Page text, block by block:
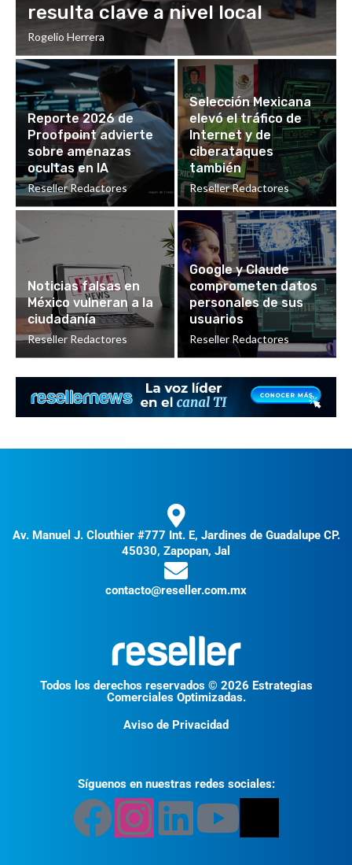
resulta clave a nivel local
Rogelio Herrera
Reporte 2026 de
Proofpoint advierte
sobre amenazas
ocultas en IA
Reseller Redactores
Selección Mexicana
elevó el tráfico de
Internet y de
ciberataques
también
Reseller Redactores
Noticias falsas en
México vulneran a la
ciudadanía
Reseller Redactores
Google y Claude
comprometen datos
personales de sus
usuarios
Reseller Redactores
Av. Manuel J. Clouthier #777 Int. E, Jardines de Guadalupe CP.
45030, Zapopan, Jal
contacto@reseller.com.mx
Todos los derechos reservados © 2026 Estrategias
Comerciales Optimizadas.
Aviso de Privacidad
Síguenos en nuestras redes sociales: